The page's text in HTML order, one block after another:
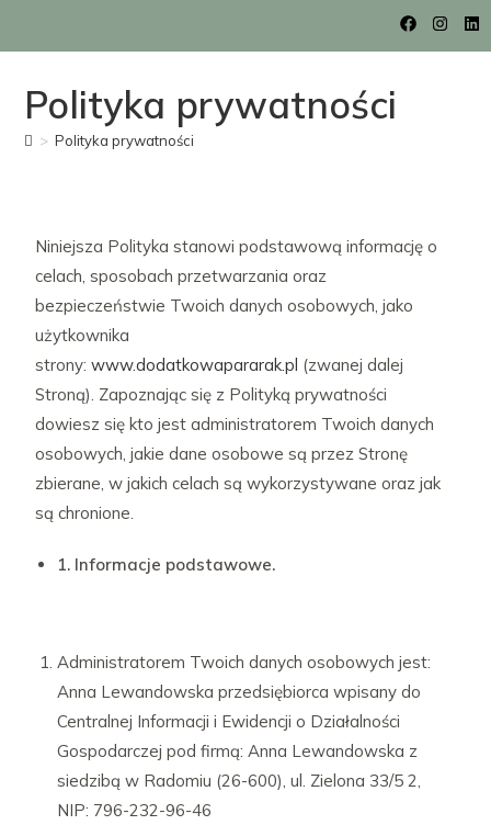
Polityka prywatności
> Polityka prywatności
Niniejsza Polityka stanowi podstawową informację o
celach, sposobach przetwarzania oraz
bezpieczeństwie Twoich danych osobowych, jako
użytkownika
strony:www.dodatkowapararak.pl (zwanej dalej
Stroną). Zapoznając się z Polityką prywatności
dowiesz się kto jest administratorem Twoich danych
osobowych, jakie dane osobowe są przez Stronę
zbierane, w jakich celach są wykorzystywane oraz jak
są chronione.
1. Informacje podstawowe.
Administratorem Twoich danych osobowych jest:
Anna Lewandowska przedsiębiorca wpisany do
Centralnej Informacji i Ewidencji o Działalności
Gospodarczej pod firmą: Anna Lewandowska z
siedzibą w Radomiu (26-600), ul. Zielona 33/5 2,
NIP: 796-232-96-46